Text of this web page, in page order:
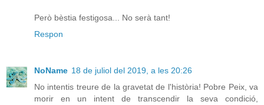
Però bèstia festigosa... No serà tant!
Respon
NoName 18 de juliol del 2019, a les 20:26
No intentis treure de la gravetat de l'història! Pobre Peix, va
morir en un intent de transcendir la seva condició,